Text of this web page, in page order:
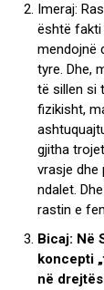
Imeraj:
është fakti
mendojnë
tyre. Dhe,
të sillen si
fizikisht,
gjitha
vrasje dhe
ndalet.
rastin e
Bicaj: Në
koncepti
në